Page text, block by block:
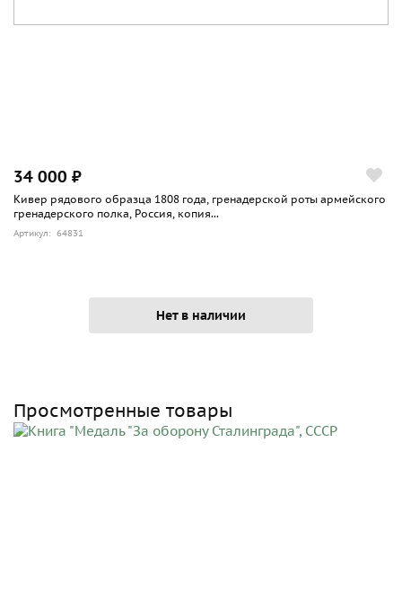
34 000 ₽
Кивер рядового образца 1808 года, гренадерской роты армейского
гренадерского полка, Россия, копия...
Артикул: 64831
Нет в наличии
Просмотренные товары